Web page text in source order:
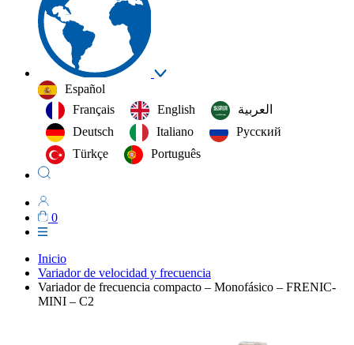
Español
Français
English
العربية‏
Deutsch
Italiano
Русский
Türkçe
Português
0
Inicio
Variador de velocidad y frecuencia
Variador de frecuencia compacto – Monofásico – FRENIC-
MINI – C2